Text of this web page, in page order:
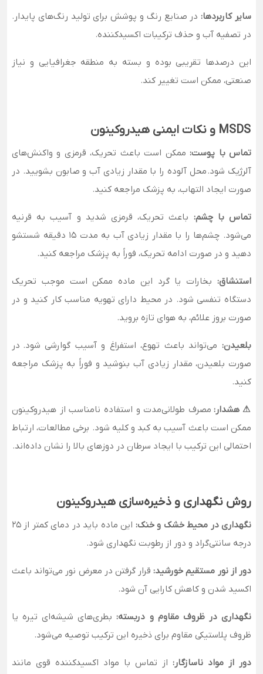
سایر کاربردها: در صنایع رنگ و پوشش برای تولید رنگ‌های پایدار.
در تصفیه آب و حذف ترکیبات اکسیدکننده.
این درصدها تقریبی بوده و بسته به منطقه جغرافیایی و نیاز
صنعتی، ممکن است تغییر کند.
تماس با پوست:ممکن است باعث تحریک، قرمزی و واکنش‌های
آلرژیک شود. محل آلوده را با مقدار زیادی آب و صابون بشویید. در
صورت ایجاد التهاب، به پزشک مراجعه کنید.
تماس با چشم: باعث تحریک، قرمزی شدید و آسیب به قرنیه
می‌شود. چشم‌ها را با مقدار زیادی آب به مدت ۱۵ دقیقه شستشو
دهید و در صورت ادامه تحریک، فوراً به پزشک مراجعه کنید.
استنشاق: بخارات یا گرد این ماده ممکن است موجب تحریک
دستگاه تنفسی شود. در محیط دارای تهویه مناسب کار کنید و در
صورت بروز علائم، به هوای تازه بروید.
بلعیدن: می‌تواند باعث تهوع، استفراغ و آسیب گوارشی شود. در
صورت بلعیدن، مقدار زیادی آب بنوشید و فوراً به پزشک مراجعه
کنید.
⚠ هشدار: مصرف طولانی‌مدت و استفاده نامناسب از هیدروکینون
ممکن است باعث آسیب به کبد و کلیه شود. برخی مطالعات، ارتباط
احتمالی این ترکیب با ایجاد سرطان در دوزهای بالا را نشان داده‌اند.
روش نگهداری و ذخیره‌سازی هیدروکینون
نگهداری در محیط خشک و خنک:
این ماده باید در دمای کمتر از 25
درجه سانتی‌گراد و دور از رطوبت نگهداری شود.
دور از نور مستقیم خورشید:قرار گرفتن در معرض نور می‌تواند باعث
اکسید شدن و کاهش کارایی آن شود.
نگهداری در ظروف مقاوم و دربسته:بطری‌های شیشه‌ای تیره یا
ظروف پلاستیکی مقاوم برای ذخیره این ترکیب توصیه می‌شود.
دور از مواد ناسازگار: از تماس با مواد اکسیدکننده قوی مانند